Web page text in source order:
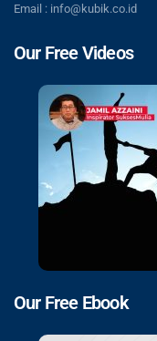
Email : info@kubik.co.id
Our Free Videos
Our Free Ebook